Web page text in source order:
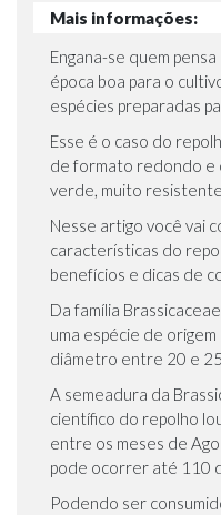
Mais informações:
Engana-se quem
época boa para o
espécies preparadas
Esse é o caso do
de formato redondo e
verde, muito
Nesse artigo você vai
características do
benefícios e dicas de
Da família
uma espécie de
diâmetro entre 20 e
A semeadura da
científico do repolho
entre os meses de
pode ocorrer até 110
Podendo ser